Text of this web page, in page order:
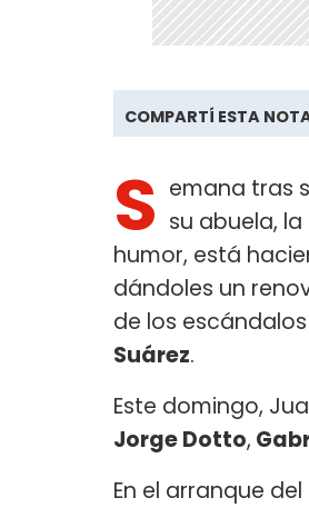
COMPARTÍ ESTA
S emana tras
su abuela,
humor, está
dándoles un
de los
Suárez.
Este domingo,
Jorge Dotto,
En el arranque